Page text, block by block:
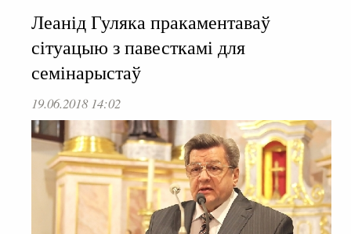
Леанід Гуляка пракаментаваў
сітуацыю з павесткамі для
семінарыстаў
19.06.2018 14:02